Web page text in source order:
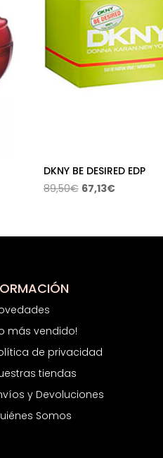
DKNY BE DESIRED EDP
89,50€ El
era:
67,13€El
es:
más vendido!
de privacidad
tiendas
y Devoluciones
Somos